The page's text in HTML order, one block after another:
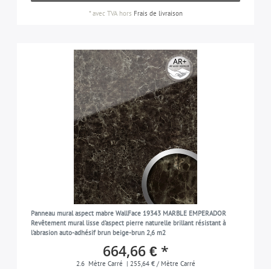
*avec TVAhors Frais de livraison
Panneau mural aspect mabre WallFace 19343 MARBLE EMPERADOR
Revêtement mural lisse d'aspect pierre naturelle brillant résistant à
l'abrasion auto-adhésif brun beige-brun 2,6 m2
664,66 € *
2.6 Mètre Carré | 255,64 € / Mètre Carré